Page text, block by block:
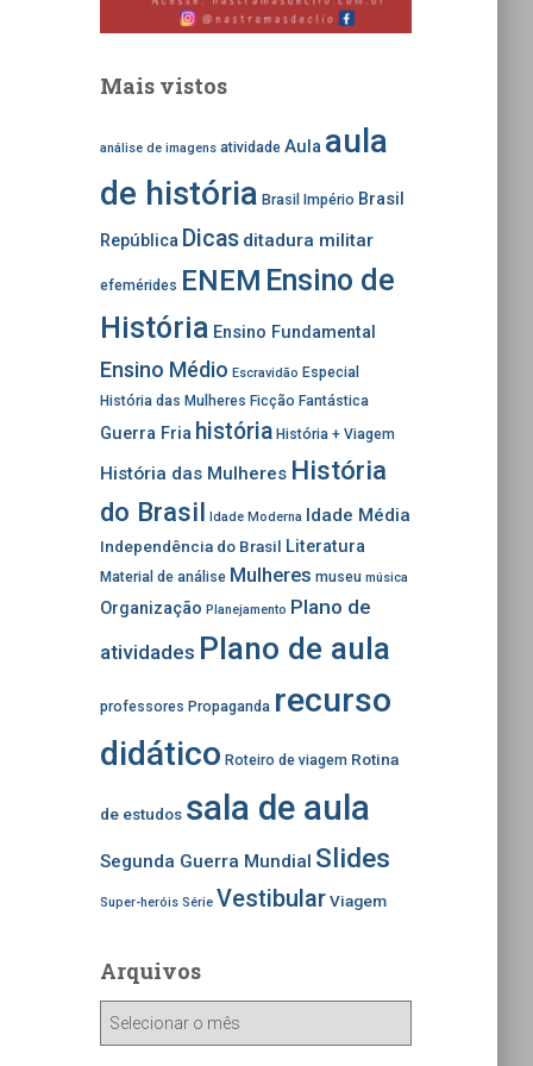
Mais vistos
análise de imagens atividade Aula aula
de história Brasil Império Brasil
República Dicas ditadura militar
efemérides ENEM Ensino de
História Ensino Fundamental
Ensino Médio Escravidão Especial
História das Mulheres Ficção Fantástica
Guerra Fria história História + Viagem
História das Mulheres História
do Brasil Idade Moderna Idade Média
Independência do Brasil Literatura
Material de análise Mulheres museu música
Organização Planejamento Plano de
atividades Plano de aula
professores Propaganda recurso
didático Roteiro de viagem Rotina
de estudos sala de aula
Segunda Guerra Mundial Slides
Super-heróis Série Vestibular Viagem
Arquivos